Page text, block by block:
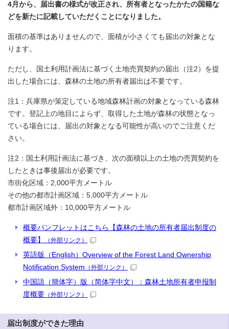
4月から、届出書の様式が改正され、所有者となったかたの国籍な
どを新たに記載していただくことになりました。
面積の基準はありませんので、面積が小さくても届出の対象とな
ります。
ただし、国土利用計画法に基づく土地売買契約の届出（注2）を提
出した場合には、森林の土地の所有者届出は不要です。
注1：兵庫県が策定している地域森林計画の対象となっている森林
です。登記上の地目によらず、取得した土地が森林の状態となっ
ている場合には、届出の対象となる可能性が高いのでご注意くだ
さい。
注2：国土利用計画法に基づき、次の面積以上の土地の売買契約を
したときは事後届出が必要です。
市街化区域：2,000平方メートル
その他の都市計画区域：5,000平方メートル
都市計画区域外：10,000平方メートル
概要パンフレットはこちら【森林の土地の所有者届出制度の
概要】
（外部リンク）
英語版（English）Overview of the Forest Land Ownership
Notification System （外部リンク）
中国語（簡体字）版（简体字中文）：森林土地所有者申报制
度概要 （外部リンク）
届出制度ができた理由